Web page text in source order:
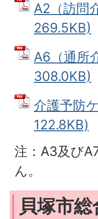
A2（訪問
269.5KB)
A6（通所
308.0KB)
介護予防
122.8KB)
注：A3及び
ん。
貝塚市